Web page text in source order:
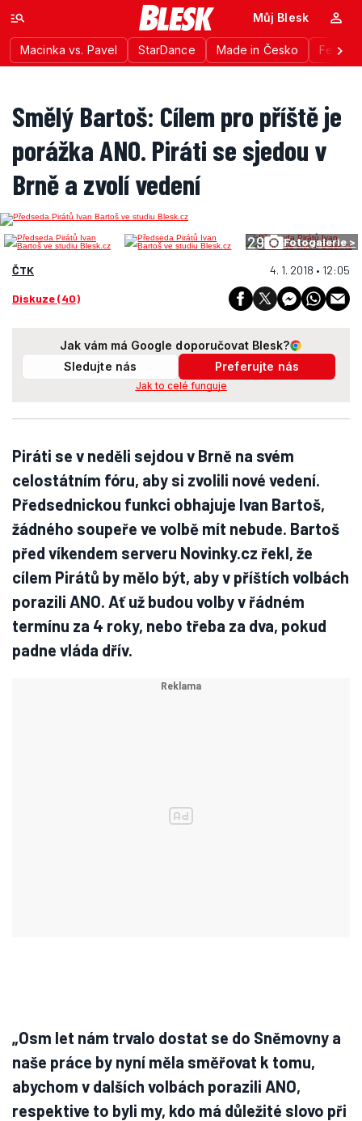
Macinka vs. Pavel StarDance Made in Česko
Můj Blesk
Smělý Bartoš: Cílem pro příště je
porážka ANO. Piráti se sjedou v
Brně a zvolí vedení
29 Fotogalerie >
ČTK 4. 1. 2018 • 12:05
Diskuze (40)
Jak vám má Google doporučovat Blesk?
Sledujte nás
Preferujte nás
Jak to celé funguje
Piráti se v neděli sejdou v Brně na svém
celostátním fóru, aby si zvolili nové vedení.
Předsednickou funkci obhajuje Ivan Bartoš,
žádného soupeře ve volbě mít nebude. Bartoš
před víkendem serveru Novinky.cz řekl, že
cílem Pirátů by mělo být, aby v příštích volbách
porazili ANO. Ať už budou volby v řádném
termínu za 4 roky, nebo třeba za dva, pokud
padne vláda dřív.
„Osm let nám trvalo dostat se do Sněmovny a
naše práce by nyní měla směřovat k tomu,
abychom v dalších volbách porazili ANO,
respektive to byli my, kdo má důležité slovo při